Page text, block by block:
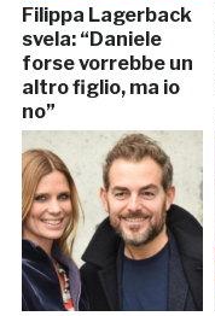
Filippa Lagerback
svela: “Daniele
forse vorrebbe un
altro figlio, ma io
no”